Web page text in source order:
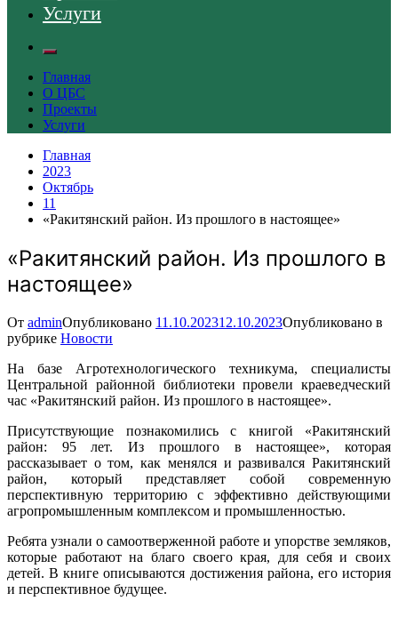
Услуги
Главная
О ЦБС
Проекты
Услуги
Главная
2023
Октябрь
11
«Ракитянский район. Из прошлого в настоящее»
«Ракитянский район. Из прошлого в
настоящее»
От adminОпубликовано 11.10.202312.10.2023Опубликовано в
рубрике Новости
На базе Агротехнологического техникума, специалисты
Центральной районной библиотеки провели краеведческий
час «Ракитянский район. Из прошлого в настоящее».
Присутствующие познакомились с книгой «Ракитянский
район: 95 лет. Из прошлого в настоящее», которая
рассказывает о том, как менялся и развивался Ракитянский
район, который представляет собой современную
перспективную территорию с эффективно действующими
агропромышленным комплексом и промышленностью.
Ребята узнали о самоотверженной работе и упорстве земляков,
которые работают на благо своего края, для себя и своих
детей. В книге описываются достижения района, его история
и перспективное будущее.